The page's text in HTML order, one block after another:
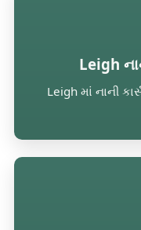
Leigh
Leigh માં નાની